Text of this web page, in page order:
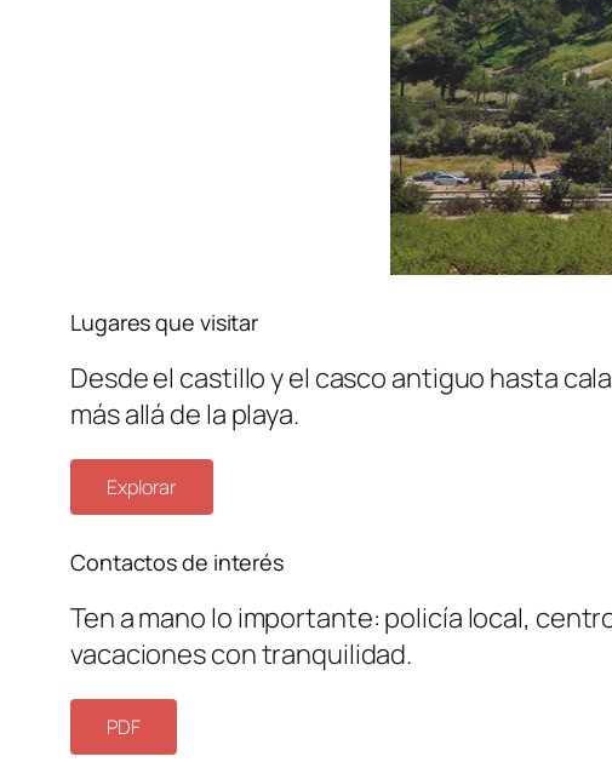
Lugares que visitar
Desde el castillo y el casco antiguo hasta
más allá de la playa.
Explorar
Contactos de interés
Ten a mano lo importante: policía local,
vacaciones con tranquilidad.
PDF